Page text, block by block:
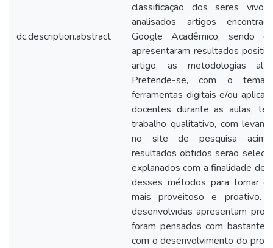
dc.description.abstract
classificação dos seres
analisados artigos
Google Acadêmico, sendo
apresentaram resultados
artigo, as metodologias
Pretende-se, com o tema
ferramentas digitais e/ou
docentes durante as aulas,
trabalho qualitativo, com
no site de pesquisa acima
resultados obtidos serão
explanados com a finalidade de
desses métodos para tornar o
mais proveitoso e proativo.
desenvolvidas apresentam
foram pensados com bastante
com o desenvolvimento do